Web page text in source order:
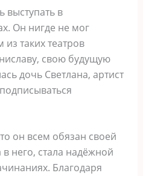
выступать в
Он нигде не мог
таких театров
свою будущую
дочь Светлана, артист
он всем обязан своей
него, стала надёжной
Благодаря